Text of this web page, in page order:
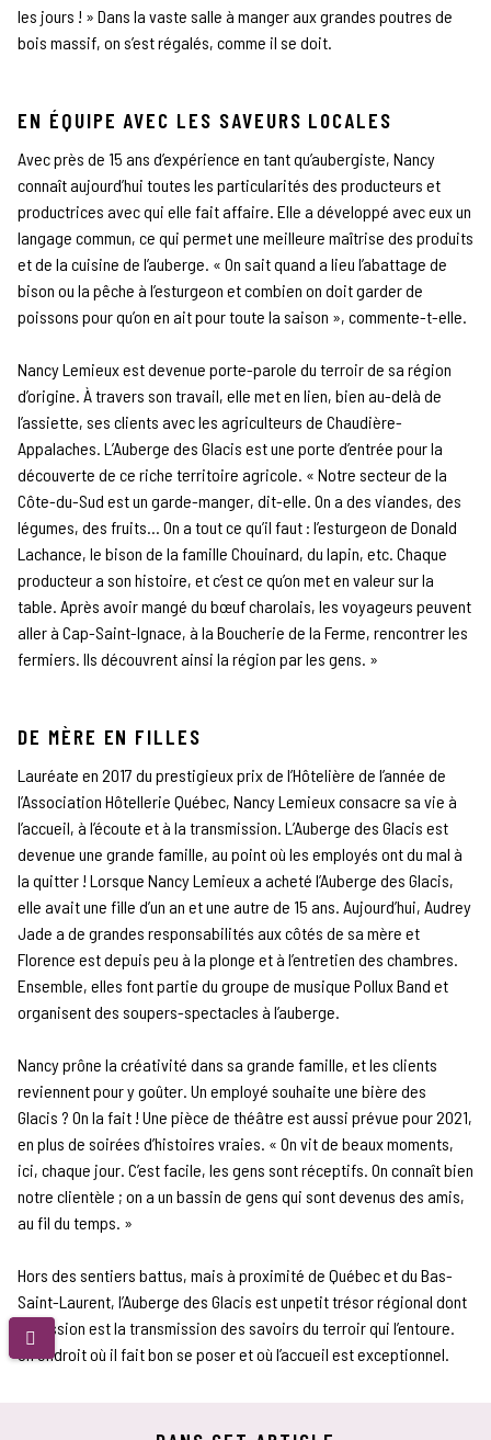
les jours ! » Dans la vaste salle à manger aux grandes poutres de
bois massif, on s’est régalés, comme il se doit.
EN ÉQUIPE AVEC LES SAVEURS LOCALES
Avec près de 15 ans d’expérience en tant qu’aubergiste, Nancy
connaît aujourd’hui toutes les particularités des producteurs et
productrices avec qui elle fait affaire. Elle a développé avec eux un
langage commun, ce qui permet une meilleure maîtrise des produits
et de la cuisine de l’auberge. « On sait quand a lieu l’abattage de
bison ou la pêche à l’esturgeon et combien on doit garder de
poissons pour qu’on en ait pour toute la saison », commente-t-elle.
Nancy Lemieux est devenue porte-parole du terroir de sa région
d’origine. À travers son travail, elle met en lien, bien au-delà de
l’assiette, ses clients avec les agriculteurs de Chaudière-
Appalaches. L’Auberge des Glacis est une porte d’entrée pour la
découverte de ce riche territoire agricole. « Notre secteur de la
Côte-du-Sud est un garde-manger, dit-elle. On a des viandes, des
légumes, des fruits… On a tout ce qu’il faut : l’esturgeon de Donald
Lachance, le bison de la famille Chouinard, du lapin, etc. Chaque
producteur a son histoire, et c’est ce qu’on met en valeur sur la
table. Après avoir mangé du bœuf charolais, les voyageurs peuvent
aller à Cap-Saint-Ignace, à la Boucherie de la Ferme, rencontrer les
fermiers. Ils découvrent ainsi la région par les gens. »
DE MÈRE EN FILLES
Lauréate en 2017 du prestigieux prix de l’Hôtelière de l’année de
l’Association Hôtellerie Québec, Nancy Lemieux consacre sa vie à
l’accueil, à l’écoute et à la transmission. L’Auberge des Glacis est
devenue une grande famille, au point où les employés ont du mal à
la quitter ! Lorsque Nancy Lemieux a acheté l’Auberge des Glacis,
elle avait une fille d’un an et une autre de 15 ans. Aujourd’hui, Audrey
Jade a de grandes responsabilités aux côtés de sa mère et
Florence est depuis peu à la plonge et à l’entretien des chambres.
Ensemble, elles font partie du groupe de musique Pollux Band et
organisent des soupers-spectacles à l’auberge.
Nancy prône la créativité dans sa grande famille, et les clients
reviennent pour y goûter. Un employé souhaite une bière des
Glacis ? On la fait ! Une pièce de théâtre est aussi prévue pour 2021,
en plus de soirées d’histoires vraies. « On vit de beaux moments,
ici, chaque jour. C’est facile, les gens sont réceptifs. On connaît bien
notre clientèle ; on a un bassin de gens qui sont devenus des amis,
au fil du temps. »
Hors des sentiers battus, mais à proximité de Québec et du Bas-
Saint-Laurent, l’Auberge des Glacis est unpetit trésor régional dont
la mission est la transmission des savoirs du terroir qui l’entoure.
Un endroit où il fait bon se poser et où l’accueil est exceptionnel.